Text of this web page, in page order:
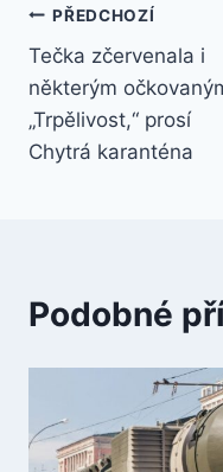
Navigace
pro
příspěvek
PŘEDCHOZÍ
Tečka zčervenala i
některým
„Trpělivost,“ prosí
Chytrá karanténa
Podobné